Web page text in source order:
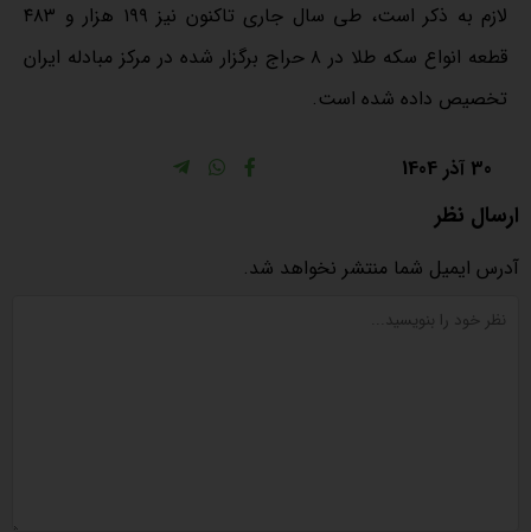
لازم به ذکر است، طی سال جاری تاکنون نیز ۱۹۹ هزار و ۴۸۳
قطعه انواع سکه طلا در ۸ حراج برگزار شده در مرکز مبادله ایران
تخصیص داده شده است.
30 آذر 1404
ارسال نظر
آدرس ایمیل شما منتشر نخواهد شد.